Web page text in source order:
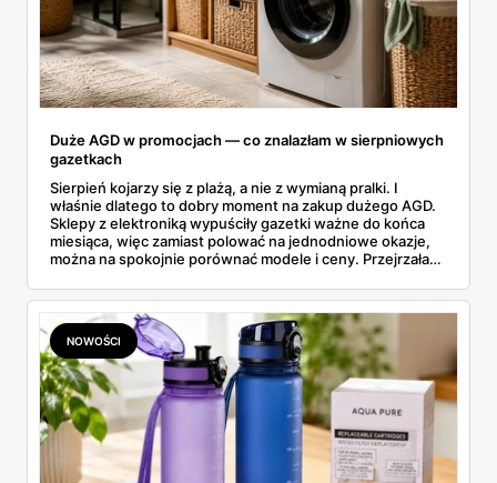
Duże AGD w promocjach — co znalazłam w sierpniowych
gazetkach
Sierpień kojarzy się z plażą, a nie z wymianą pralki. I
właśnie dlatego to dobry moment na zakup dużego AGD.
Sklepy z elektroniką wypuściły gazetki ważne do końca
miesiąca, więc zamiast polować na jednodniowe okazje,
można na spokojnie porównać modele i ceny. Przejrzałam
znalazłam, z cenami i terminami.
NOWOŚCI